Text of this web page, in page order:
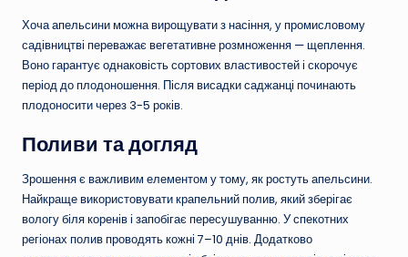
Хоча апельсини можна вирощувати з насіння, у промисловому
садівництві переважає вегетативне розмноження — щеплення.
Воно гарантує однаковість сортових властивостей і скорочує
період до плодоношення. Після висадки саджанці починають
плодоносити через 3-5 років.
Поливи та догляд
Зрошення є важливим елементом у тому, як ростуть апельсини.
Найкраще використовувати крапельний полив, який зберігає
вологу біля коренів і запобігає пересушуванню. У спекотних
регіонах полив проводять кожні 7–10 днів. Додатково